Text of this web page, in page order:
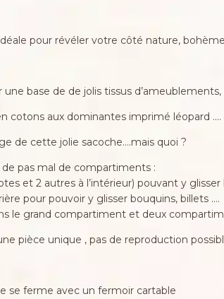
pour révéler votre côté nature,
une base de de jolis tissus
cotons aux dominantes imprimé léopard ….
de cette jolie sacoche….mais quoi ?
de pas mal de compartiments :
et 2 autres à l’intérieur) pouvant y
pour pouvoir y glisser bouquins, billets ….
le grand compartiment et deux
pièce unique , pas de reproduction
se ferme avec un fermoir cartable